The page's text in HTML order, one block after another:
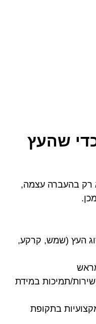
שהעץ
רק בהעברה עצמה,
העץ (שמש, קרקע,
תמיכות במידת
בתקופת